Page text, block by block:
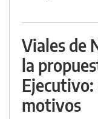
Viales de
la
Ejecutivo:
motivos